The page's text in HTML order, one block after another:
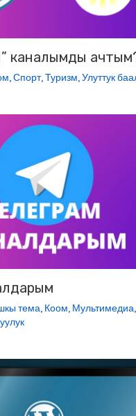
каналымды
,Спорт,Туризм,Улуттук
тема, Коом, Мультимедиа